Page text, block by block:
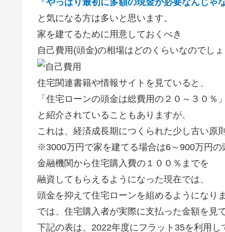
「やっぱり最初に多額の現金が必要なんじゃ
と気になる方は多いと思います。
家を建てるために用意しておくべき
自己費用(頭金)の相場はどのくらいなのでし
住宅関連書籍や情報サイトを見ていると、
「住宅ローンの頭金は総費用の２０～３０％
と紹介されていることもありますが、
これは、経済成長期につくられた少し古い原
※3000万円で家を建てる場合は6～900万円の
金融機関から住宅購入費の１００％までを
融資してもらえるようになった現在では、
頭金を抑えて住宅ローンを組めるようになり
では、住宅購入者が実際に支払った金額を見
下記の表は、2022年度にフラット35を利用し